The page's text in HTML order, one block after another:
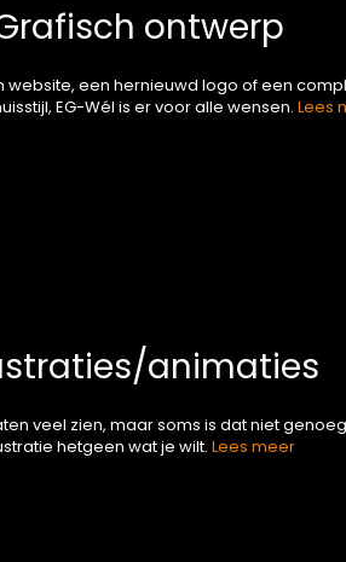
ontwerp
website, een hernieuwd logo of een
EG-Wél is er voor alle wensen. Lees
animaties
veel zien, maar soms is dat niet
hetgeen wat je wilt. Lees meer